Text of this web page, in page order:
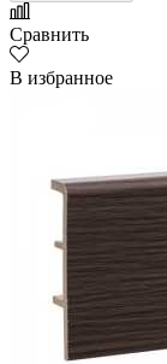
Сравнить
В избранное